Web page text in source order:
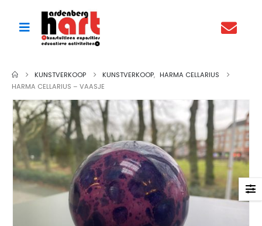
KUNSTVERKOOP KUNSTVERKOOP, HARMA CELLARIUS
HARMA CELLARIUS – VAASJE